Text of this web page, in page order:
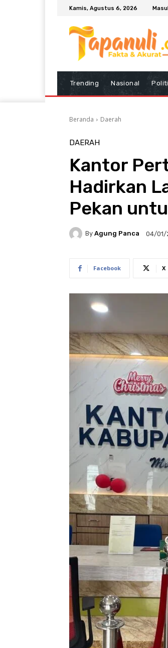
Kamis, Agustus 6, 2026
Trending Nasional
Beranda Daerah
DAERAH
Kantor
Hadirkan
Pekan
By Agung Panca 04/01/
Facebook X